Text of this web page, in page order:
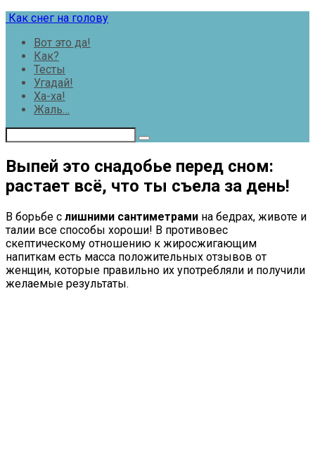
Перейти
контенту
Как снег на голову
Вот это да!
Как?
Тесты
Угадай!
Ха-ха!
Жаль…
Выпей это снадобье перед сном:
растает всё, что ты съела за день!
В борьбе с лишними сантиметрами на бедрах, животе и
талии все способы хороши! В противовес
скептическому отношению к жиросжигающим
напиткам есть масса положительных отзывов от
женщин, которые правильно их употребляли и получили
желаемые результаты.